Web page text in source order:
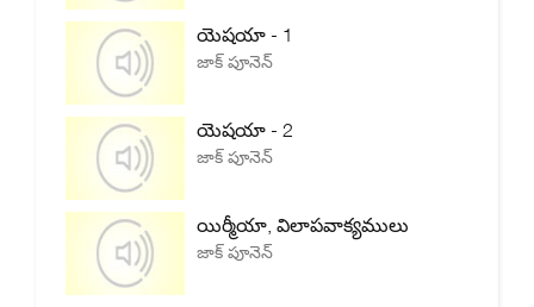
యెషయా - 1
జాక్ పూనెన్
యెషయా - 2
జాక్ పూనెన్
యిర్మీయా, విలాపవాక్యములు
జాక్ పూనెన్